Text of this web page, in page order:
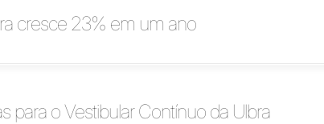
cresce 23% em um ano
para o Vestibular Contínuo da Ulbra